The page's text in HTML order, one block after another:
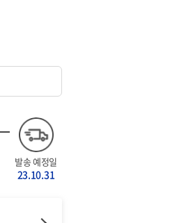
발송 예정일
23.10.31